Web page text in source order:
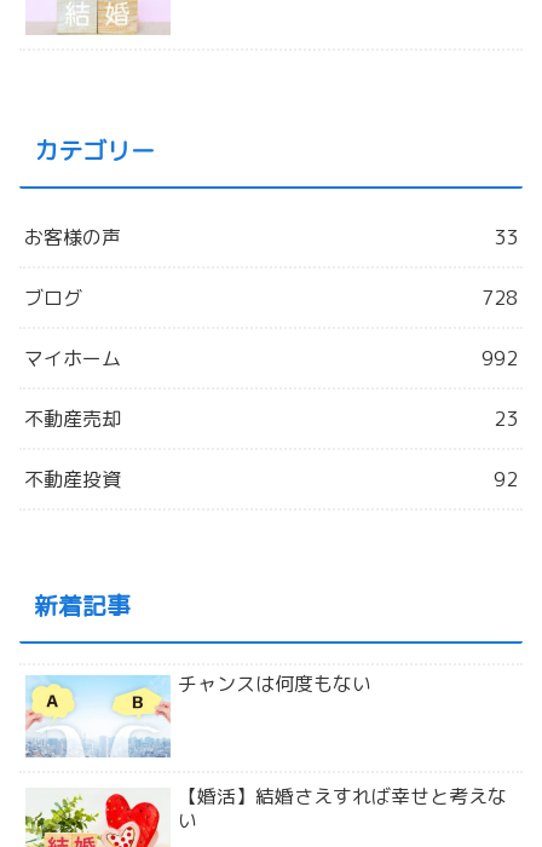
カテゴリー
お客様の声 33
ブログ 728
マイホーム 992
不動産売却 23
不動産投資 92
新着記事
チャンスは何度もない
【婚活】結婚さえすれば幸せと考えな
い